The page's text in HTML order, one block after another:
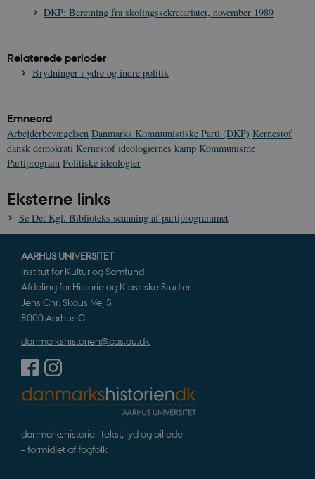
DKP: Beretning fra skolingssekretariatet, november 1989
Relaterede perioder
Brydninger i ydre og indre politik
Emneord
Arbejderbevægelsen Danmarks Kommunistiske Parti (DKP) Kernestof
dansk demokrati Kernestof ideologiernes kamp Kommunisme
Partiprogram Politiske ideologier
Eksterne links
Se Det Kgl. Biblioteks scanning af partiprogrammet
AARHUS UNIVERSITET
Institut for Kultur og Samfund
Afdeling for Historie og Klassiske Studier
Jens Chr. Skous Vej 5
8000 Aarhus C
danmarkshistorien@cas.au.dk
danmarkshistorie i tekst, lyd og billede
– formidlet af fagfolk